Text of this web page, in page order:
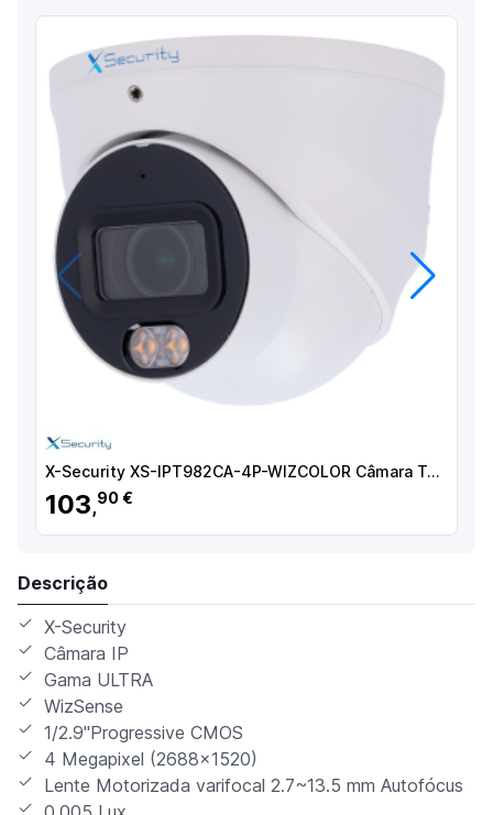
Anterior Próximo
X-Security XS-IPT982CA-4P-WIZCOLOR Câmara Turret IP, 4 MP, 2.8 mm, 50 m, PoE, IP67, Áudio, MicroSD, WDR (120 dB), WizSense, Branco - 8435325489407
103,90 €
Descrição
X-Security
Câmara IP
Gama ULTRA
WizSense
1/2.9"Progressive CMOS
4 Megapixel (2688x1520)
Lente Motorizada varifocal 2.7~13.5 mm Autofócus